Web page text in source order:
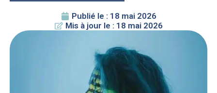
Publié le : 18 mai 2026
Mis à jour le : 18 mai 2026